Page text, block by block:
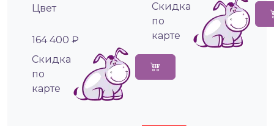
Цвет
164 400 ₽
Cкидка
по
карте
Cкидка
по
карте